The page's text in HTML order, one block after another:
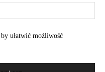
ułatwić możliwość